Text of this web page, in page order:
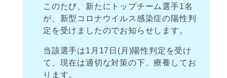
k e k
このたび、新たにトップチーム選手1名
が、新型コロナウイルス感染症の陽性判
定を受けましたのでお知らせします。
当該選手は1月17日(月)陽性判定を受け
て、現在は適切な対策の下、療養してお
ります。